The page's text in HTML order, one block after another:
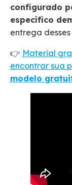
configurado
específico
entrega
👉 Material
encontrar sua
modelo